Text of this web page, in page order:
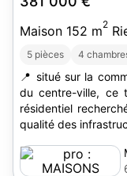
Maison 152 m2
5 pièces 4
📍 situé sur la
du centre-ville, ce
résidentiel
qualité des